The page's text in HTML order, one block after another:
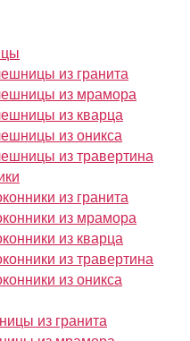
из гранита
из мрамора
из кварца
из оникса
из травертина
из гранита
из мрамора
из кварца
из травертина
из оникса
из гранита